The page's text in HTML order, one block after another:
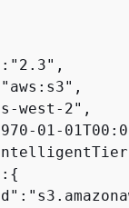
west-2",
01-
{